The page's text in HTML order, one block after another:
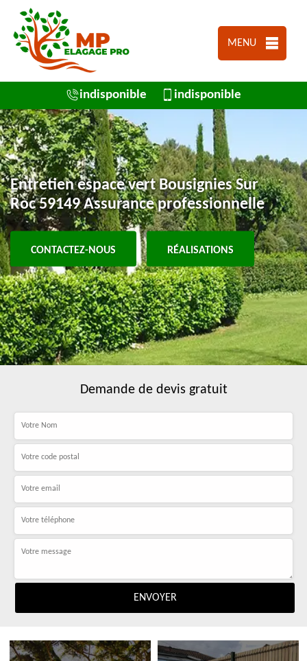
MENU
indisponible indisponible
Entretien espace vert Bousignies Sur
Roc 59149 Assurance professionnelle
CONTACTEZ-NOUS RÉALISATIONS
Demande de devis gratuit